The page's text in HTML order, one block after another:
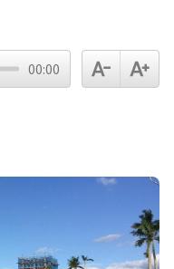
00:00